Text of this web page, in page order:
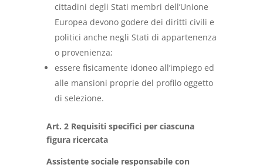
cittadini degli Stati membri dell’Unione
Europea devono godere dei diritti civili e
politici anche negli Stati di appartenenza
o provenienza;
essere fisicamente idoneo all’impiego ed
alle mansioni proprie del profilo oggetto
di selezione.
Art. 2 Requisiti specifici per ciascuna
figura ricercata
Assistente sociale responsabile con